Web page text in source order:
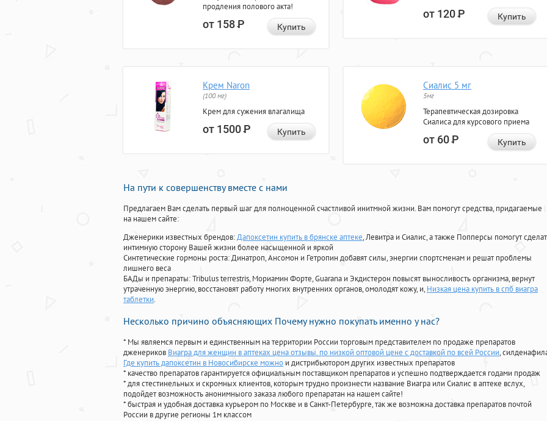
продления полового акта!
от 158Р Купить
от 120Р Купить
Крем Naron
(100 мг)
Крем для сужения влагалища
от 1500Р Купить
Сиалис 5 мг
5мг
Терапевтическая дозировка
Сиалиса для курсового приема
от 60Р Купить
На пути к совершенству вместе с нами
Предлагаем Вам сделать первый шаг для полноценной счастливой инитмной жизни. Вам помогут средства, придагаемые
на нашем сайте:
Дженерики известных брендов:Дапоксетин купить в брянске аптеке, Левитра и Сиалис, а также Попперсы помогут
интимную сторону Вашей жизни более насыщенной и яркой
Синтетические гормоны роста: Динатроп, Ансомон и Гетропин добавят силы, энергии спортсменам и решат проблемы
лишнего веса
БАДы и препараты:Tribulus terrestris, Мориамин Форте, Guarana и Экдистерон повысят выносливость организма, вернут
утраченную энергию, восстановят работу многих внутренних органов, омолодят кожу, и, Низкая цена купить в спб виагра
таблетки.
Несколько причино объясняющих Почему нужно покупать именно у нас?
* Мы являемся первым и единственным на территории России торговым представителем по продаже препаратов
дженериков Виагра для женщин в аптеках цена отзывы. по низкой оптовой цене с доставкой по всей России,
Где купить дапоксетин в Новосибирске можно и дистрибьютором других известных препаратов
* качество препаратов гарантируется официальным поставщиком препаратов и успешно подтверждается годами продаж
* для стестинельных и скромных клиентов, которым трудно произнести название Виагра или Сиалис в аптеке вслух,
подойдет возможность анонимныого заказа любого препаратан на нашем сайте!
* быстрая и удобная доставка курьером по Москве и в Санкт-Петербурге, так же возможна доставка препаратов почтой
России в другие регионы 1м классом